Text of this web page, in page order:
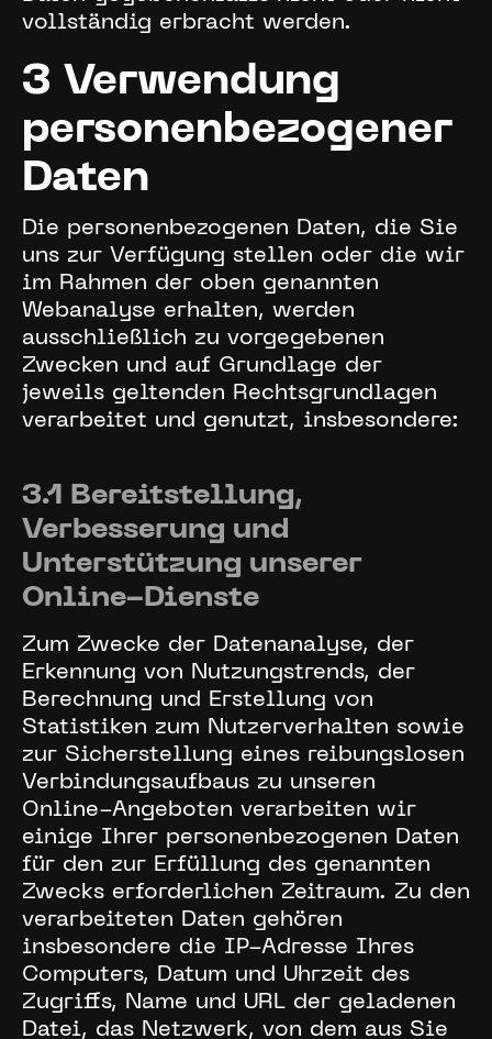
vollständig erbracht werden.
3 Verwendung
personenbezogener
Daten
Die personenbezogenen Daten, die Sie
uns zur Verfügung stellen oder die wir
im Rahmen der oben genannten
Webanalyse erhalten, werden
ausschließlich zu vorgegebenen
Zwecken und auf Grundlage der
jeweils geltenden Rechtsgrundlagen
verarbeitet und genutzt, insbesondere:
3.1 Bereitstellung,
Verbesserung und
Unterstützung unserer
Online-Dienste
Zum Zwecke der Datenanalyse, der
Erkennung von Nutzungstrends, der
Berechnung und Erstellung von
Statistiken zum Nutzerverhalten sowie
zur Sicherstellung eines reibungslosen
Verbindungsaufbaus zu unseren
Online-Angeboten verarbeiten wir
einige Ihrer personenbezogenen Daten
für den zur Erfüllung des genannten
Zwecks erforderlichen Zeitraum. Zu den
verarbeiteten Daten gehören
insbesondere die IP-Adresse Ihres
Computers, Datum und Uhrzeit des
Zugriffs, Name und URL der geladenen
Datei, das Netzwerk, von dem aus Sie